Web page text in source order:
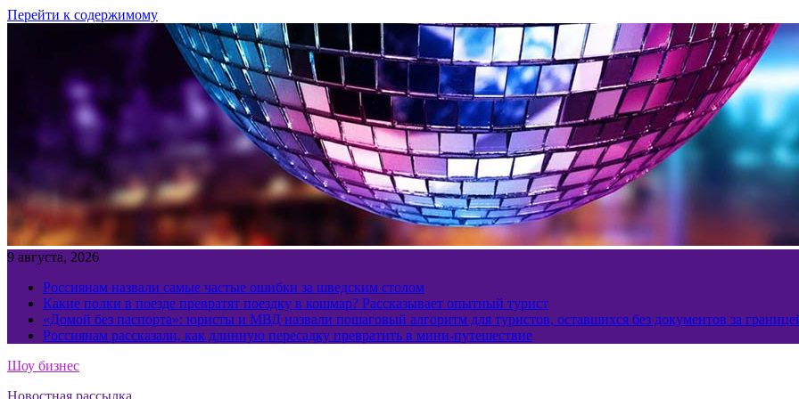
Перейти к содержимому
9 августа, 2026
Россиянам назвали самые частые ошибки за шведским столом
Какие полки в поезде превратят поездку в кошмар? Рассказывает опытный турист
«Домой без паспорта»: юристы и МВД назвали пошаговый алгоритм для туристов, оставшихся без документов за
Россиянам рассказали, как длинную пересадку превратить в мини-путешествие
Шоу бизнес
Новостная рассылка